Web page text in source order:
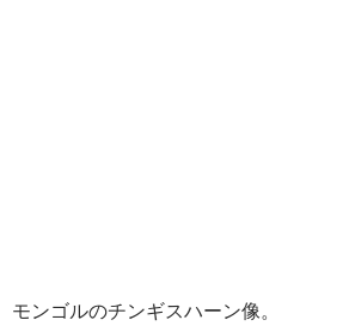
モンゴルのチンギスハーン像。